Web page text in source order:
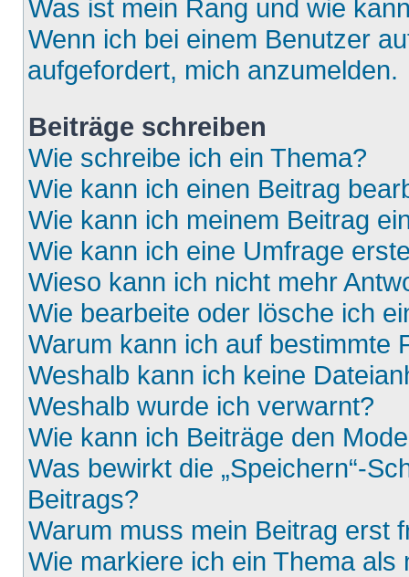
Was ist mein Rang und wie
Wenn ich bei einem Benutzer
aufgefordert, mich anzumelden.
Beiträge schreiben
Wie schreibe ich ein Thema?
Wie kann ich einen Beitrag
Wie kann ich meinem Beitrag
Wie kann ich eine Umfrage
Wieso kann ich nicht mehr
Wie bearbeite oder lösche ich
Warum kann ich auf bestimmte
Weshalb kann ich keine
Weshalb wurde ich verwarnt?
Wie kann ich Beiträge den
Was bewirkt die „Speichern“-
Beitrags?
Warum muss mein Beitrag erst
Wie markiere ich ein Thema als